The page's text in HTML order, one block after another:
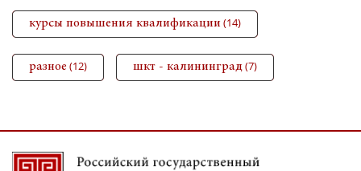
курсы повышения квалификации(14)
разное (12) шкт - калининград(7)